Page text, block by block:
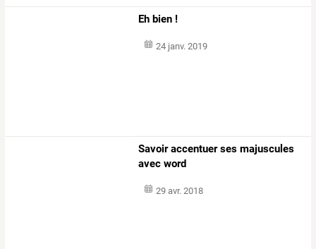
Eh bien !
24 janv. 2019
Savoir accentuer ses majuscules
avec word
29 avr. 2018